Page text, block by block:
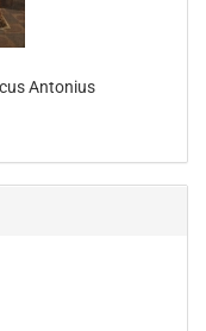
Antonius